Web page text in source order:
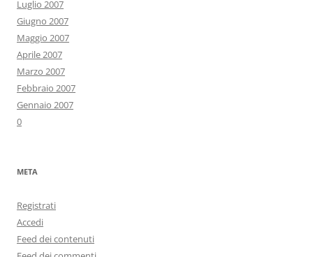
Luglio 2007
Giugno 2007
Maggio 2007
Aprile 2007
Marzo 2007
Febbraio 2007
Gennaio 2007
0
META
Registrati
Accedi
Feed dei contenuti